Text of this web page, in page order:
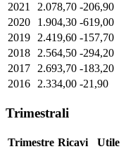
2021
2.078,70 -206,90
2020
1.904,30 -619,00
2019
2.419,60 -157,70
2018
2.564,50 -294,20
2017
2.693,70 -183,20
2016
2.334,00 -21,90
Trimestrali
Trimestre Ricavi
Utile